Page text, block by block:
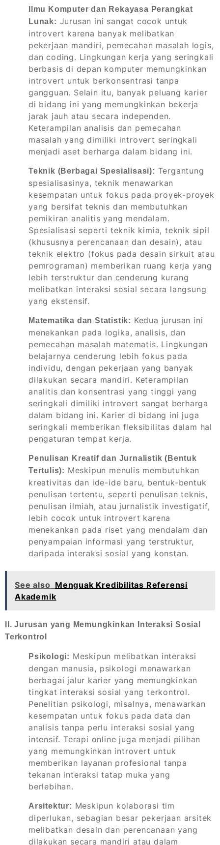
Ilmu Komputer dan Rekayasa Perangkat
Lunak: Jurusan ini sangat cocok untuk
introvert karena banyak melibatkan
pekerjaan mandiri, pemecahan masalah logis,
dan coding. Lingkungan kerja yang seringkali
berbasis di depan komputer memungkinkan
introvert untuk berkonsentrasi tanpa
gangguan. Selain itu, banyak peluang karier
di bidang ini yang memungkinkan bekerja
jarak jauh atau secara independen.
Keterampilan analisis dan pemecahan
masalah yang dimiliki introvert seringkali
menjadi aset berharga dalam bidang ini.
Teknik (Berbagai Spesialisasi): Tergantung
spesialisasinya, teknik menawarkan
kesempatan untuk fokus pada proyek-proyek
yang bersifat teknis dan membutuhkan
pemikiran analitis yang mendalam.
Spesialisasi seperti teknik kimia, teknik sipil
(khususnya perencanaan dan desain), atau
teknik elektro (fokus pada desain sirkuit atau
pemrograman) memberikan ruang kerja yang
lebih terstruktur dan cenderung kurang
melibatkan interaksi sosial secara langsung
yang ekstensif.
Matematika dan Statistik: Kedua jurusan ini
menekankan pada logika, analisis, dan
pemecahan masalah matematis. Lingkungan
belajarnya cenderung lebih fokus pada
individu, dengan pekerjaan yang banyak
dilakukan secara mandiri. Keterampilan
analitis dan konsentrasi yang tinggi yang
seringkali dimiliki introvert sangat berharga
dalam bidang ini. Karier di bidang ini juga
seringkali memberikan fleksibilitas dalam hal
pengaturan tempat kerja.
Penulisan Kreatif dan Jurnalistik (Bentuk
Tertulis): Meskipun menulis membutuhkan
kreativitas dan ide-ide baru, bentuk-bentuk
penulisan tertentu, seperti penulisan teknis,
penulisan ilmiah, atau jurnalistik investigatif,
lebih cocok untuk introvert karena
menekankan pada riset yang mendalam dan
penyampaian informasi yang terstruktur,
daripada interaksi sosial yang konstan.
See also Menguak Kredibilitas Referensi
Akademik
II. Jurusan yang Memungkinkan Interaksi Sosial
Terkontrol
Psikologi: Meskipun melibatkan interaksi
dengan manusia, psikologi menawarkan
berbagai jalur karier yang memungkinkan
tingkat interaksi sosial yang terkontrol.
Penelitian psikologi, misalnya, menawarkan
kesempatan untuk fokus pada data dan
analisis tanpa perlu interaksi sosial yang
intensif. Terapi online juga menjadi pilihan
yang memungkinkan introvert untuk
memberikan layanan profesional tanpa
tekanan interaksi tatap muka yang
berlebihan.
Arsitektur: Meskipun kolaborasi tim
diperlukan, sebagian besar pekerjaan arsitek
melibatkan desain dan perencanaan yang
dilakukan secara mandiri atau dalam